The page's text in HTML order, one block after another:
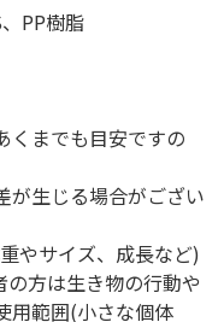
PP樹脂
くまでも目安ですの
が生じる場合がござい
やサイズ、成長など)
方は生き物の行動や
用範囲(小さな個体